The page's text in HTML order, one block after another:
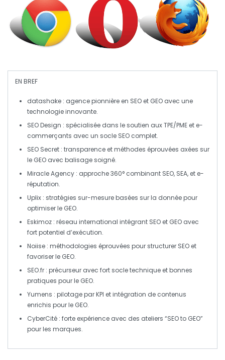
EN BREF
datashake : agence pionnière en SEO et GEO avec une
technologie innovante.
SEO Design : spécialisée dans le soutien auxTPE/PME et e-
commerçants avec un socle SEO complet.
SEO Secret : transparence et méthodes éprouvées axées sur
le GEO avec balisage soigné.
Miracle Agency : approche 360° combinant SEO, SEA, et e-
réputation.
Uplix : stratégies sur-mesure basées sur la donnée pour
optimiser le GEO.
Eskimoz : réseau international intégrant SEO et GEO avec
fort potentiel d’exécution.
Noiise : méthodologies éprouvées pour structurer SEO et
favoriser le GEO.
SEO.fr : précurseur avec fort socle technique et bonnes
pratiques pour le GEO.
Yumens : pilotage parKPI et intégration de contenus
enrichis pour le GEO.
CyberCité : forte expérience avec des ateliers “SEOto GEO”
pour les marques.